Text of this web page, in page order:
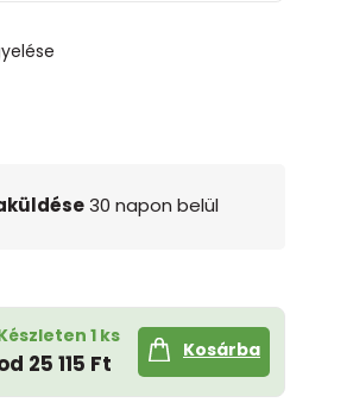
30 napon belül
1 ks
25 115 Ft
Kosárba